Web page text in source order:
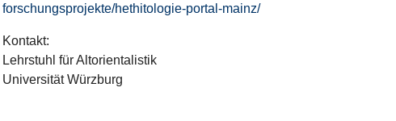
forschungsprojekte/hethitologie-portal-mainz/
Kontakt:
Lehrstuhl für Altorientalistik
Universität Würzburg